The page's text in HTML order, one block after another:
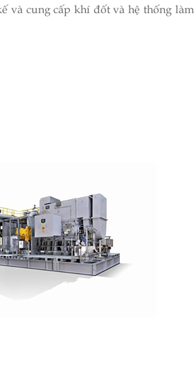
và cung cấp khí đốt và hệ thống